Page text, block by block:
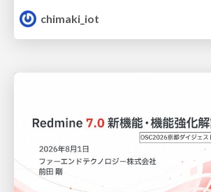
chimaki_iot